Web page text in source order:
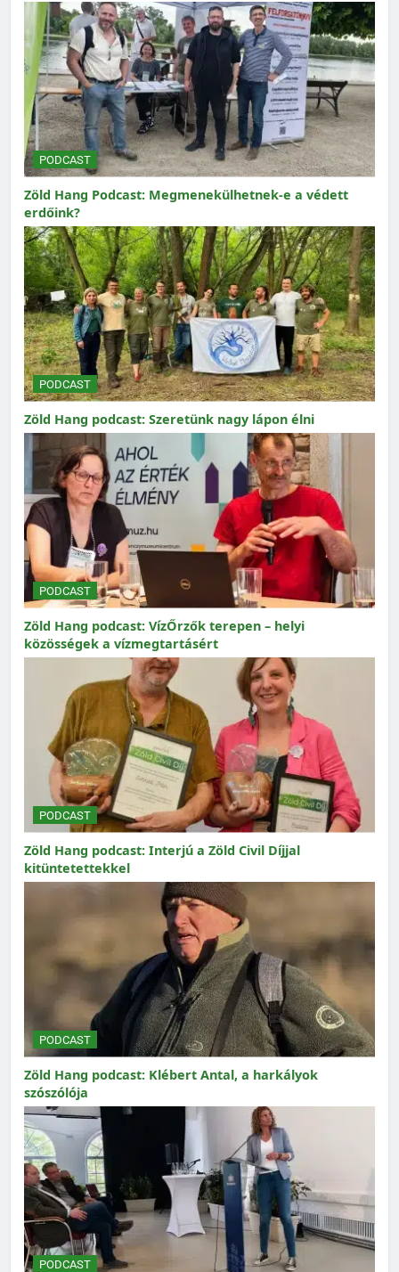
PODCAST
Zöld Hang Podcast: Megmenekülhetnek-e a védett
erdőink?
PODCAST
Zöld Hang podcast: Szeretünk nagy lápon élni
PODCAST
Zöld Hang podcast: VízŐrzők terepen – helyi
közösségek a vízmegtartásért
PODCAST
Zöld Hang podcast: Interjú a Zöld Civil Díjjal
kitüntetettekkel
PODCAST
Zöld Hang podcast: Klébert Antal, a harkályok
szószólója
PODCAST